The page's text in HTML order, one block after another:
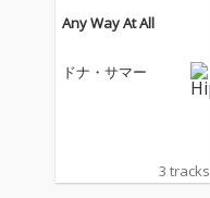
Any Way At All
ドナ・サマー
3 tracks